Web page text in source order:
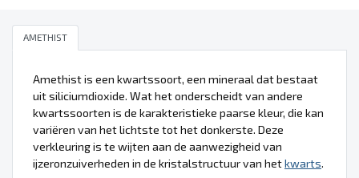
AMETHIST
Amethist is een kwartssoort, een mineraal dat bestaat
uit siliciumdioxide. Wat het onderscheidt van andere
kwartssoorten is de karakteristieke paarse kleur, die kan
variëren van het lichtste tot het donkerste. Deze
verkleuring is te wijten aan de aanwezigheid van
ijzeronzuiverheden in de kristalstructuur van hetkwarts.